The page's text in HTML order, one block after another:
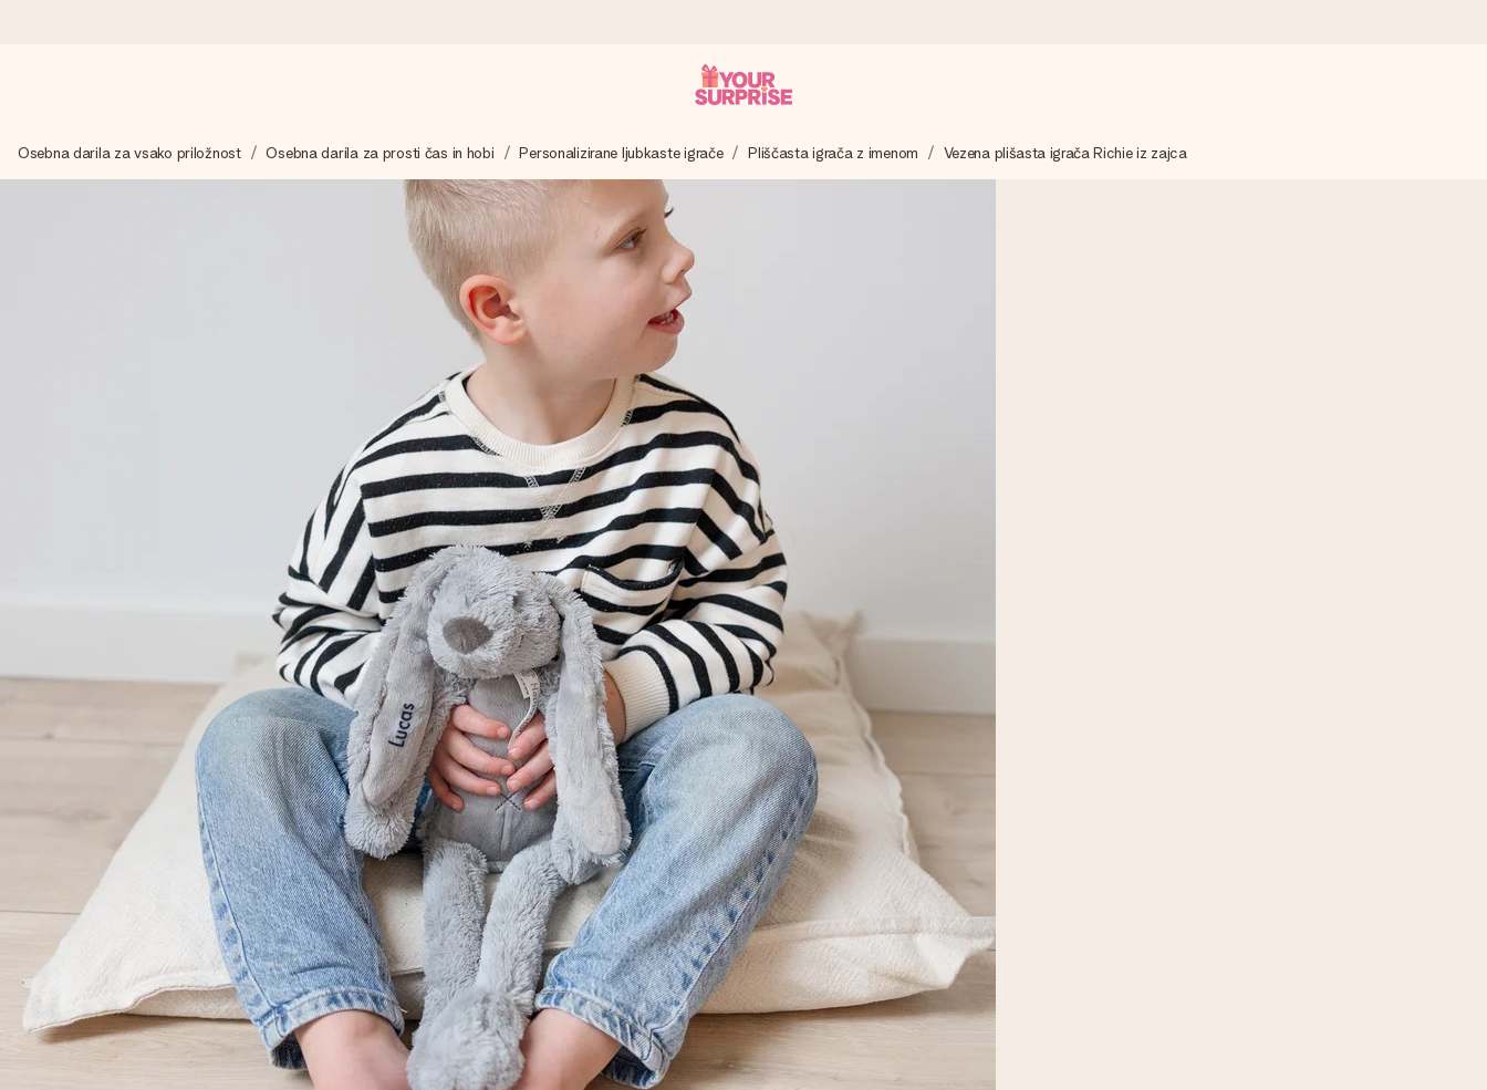
Darilo izdelamo z veliko skrbnostjo in ga hitro pošljemo naprej – da ga lahko podariš natanko takrat, ko je najbolj pomembno.
Naša darila navdihujejo. Stranke nas na Google Reviews ocenjujejo s 4,8.
V nekaj preprostih korakih ustvari nekaj edinstvenega – z njenim imenom, tvojo fotografijo ali sporočilom, ki ogreje srce. Brez zapletov, le vsa ljubezen za ta trenutek.
Osebna darila za vsako priložnost Osebna darila za prosti čas in hobi Personalizirane ljubkaste igrače Pliščasta igrača z imenom Vezena plišasta igrača Richie iz zajca